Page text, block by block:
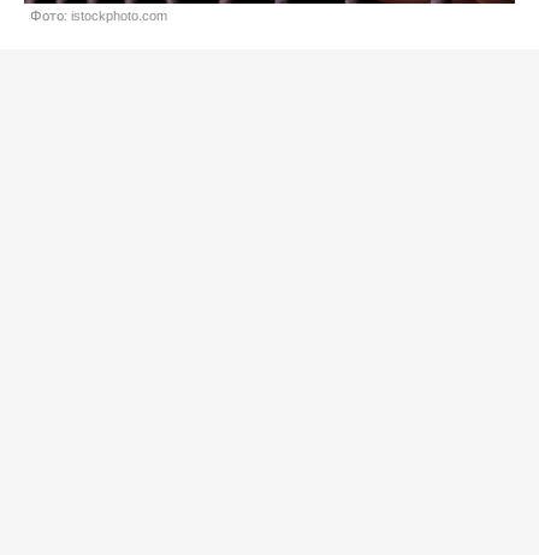
Фото: istockphoto.com